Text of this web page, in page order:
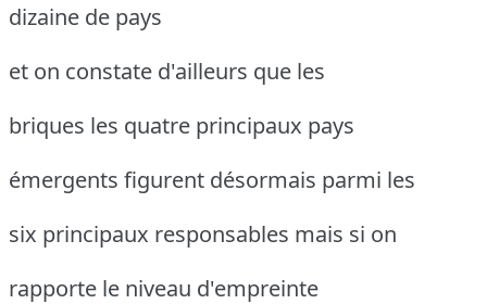
dizaine de pays
et on constate d'ailleurs que les
briques les quatre principaux pays
émergents figurent désormais parmi les
six principaux responsables mais si on
rapporte le niveau d'empreinte